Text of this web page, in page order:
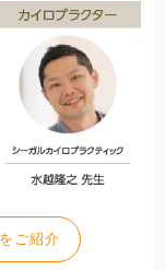
ご紹介